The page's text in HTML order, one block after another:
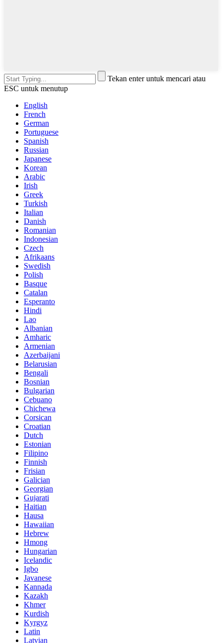
Tekan enter untuk mencari atau
ESC untuk menutup
English
French
German
Portuguese
Spanish
Russian
Japanese
Korean
Arabic
Irish
Greek
Turkish
Italian
Danish
Romanian
Indonesian
Czech
Afrikaans
Swedish
Polish
Basque
Catalan
Esperanto
Hindi
Lao
Albanian
Amharic
Armenian
Azerbaijani
Belarusian
Bengali
Bosnian
Bulgarian
Cebuano
Chichewa
Corsican
Croatian
Dutch
Estonian
Filipino
Finnish
Frisian
Galician
Georgian
Gujarati
Haitian
Hausa
Hawaiian
Hebrew
Hmong
Hungarian
Icelandic
Igbo
Javanese
Kannada
Kazakh
Khmer
Kurdish
Kyrgyz
Latin
Latvian